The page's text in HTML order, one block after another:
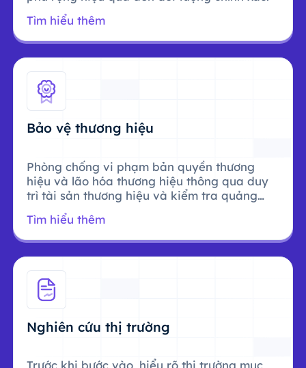
Tìm hiểu thêm
Bảo vệ thương hiệu
Phòng chống vi phạm bản quyền thương
hiệu và lão hóa thương hiệu thông qua duy
trì tài sản thương hiệu và kiểm tra quảng
Tìm hiểu thêm
Nghiên cứu thị trường
Trước khi bước vào, hiểu rõ thị trường mục